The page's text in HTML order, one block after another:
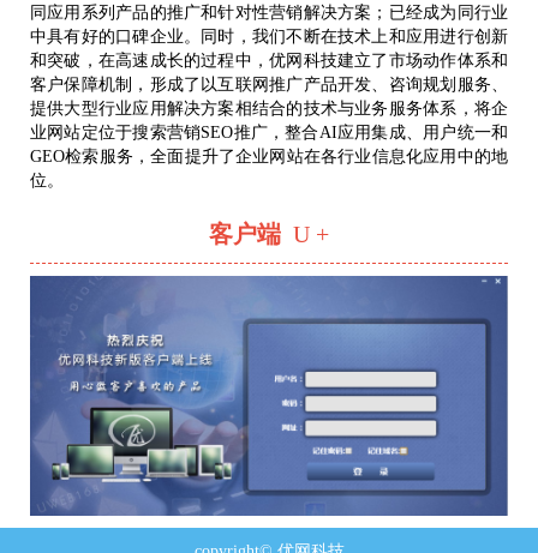
同应用系列产品的推广和针对性营销解决方案；已经成为同行业
中具有好的口碑企业。同时，我们不断在技术上和应用进行创新
和突破，在高速成长的过程中，优网科技建立了市场动作体系和
客户保障机制，形成了以互联网推广产品开发、咨询规划服务、
提供大型行业应用解决方案相结合的技术与业务服务体系，将企
业网站定位于搜索营销SEO推广，整合AI应用集成、用户统一和
GEO检索服务，全面提升了企业网站在各行业信息化应用中的地
位。
客户端 U +